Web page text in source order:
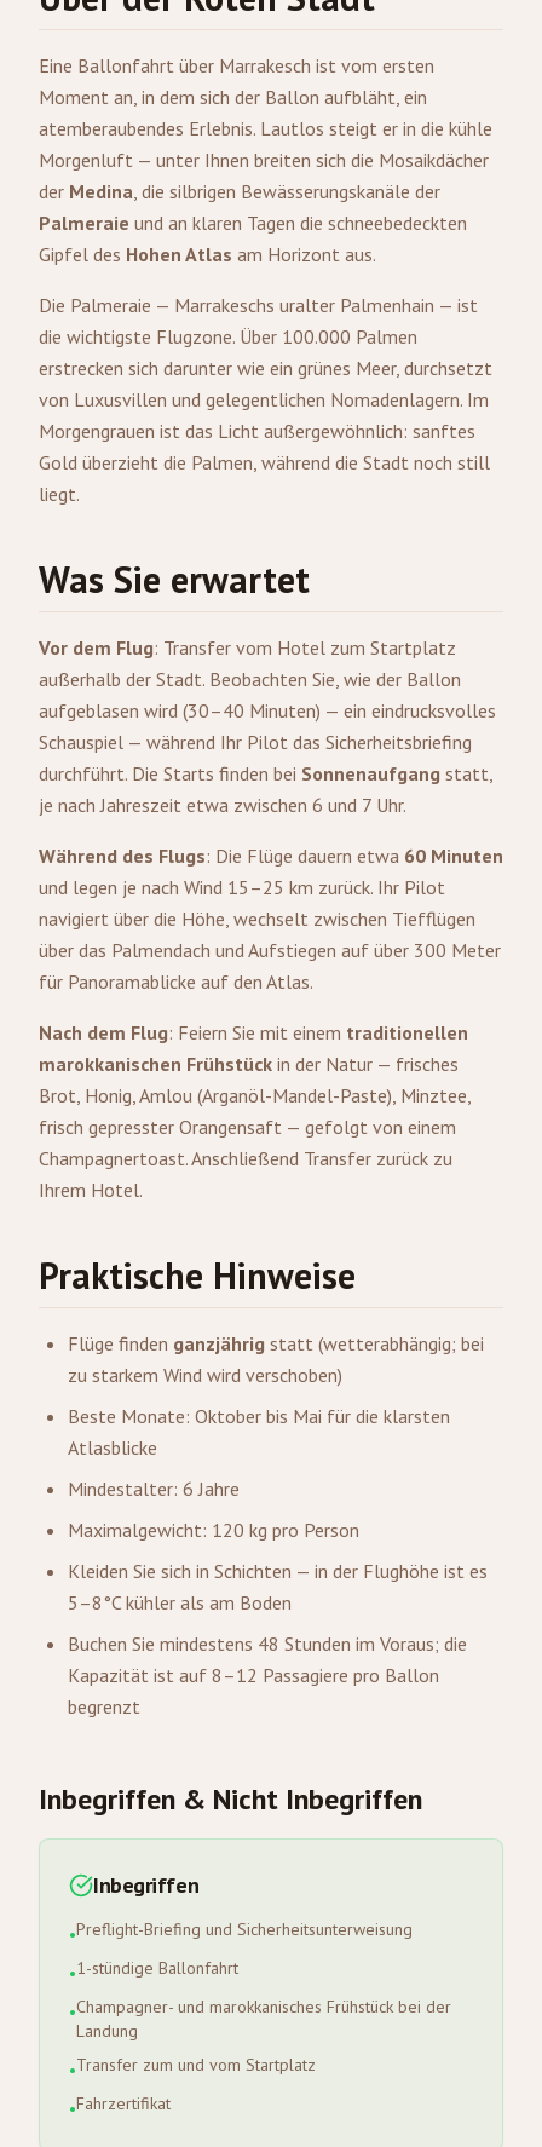
Eine Ballonfahrt über Marrakesch ist vom ersten
Moment an, in dem sich der Ballon aufbläht, ein
atemberaubendes Erlebnis. Lautlos steigt er in die kühle
Morgenluft — unter Ihnen breiten sich die Mosaikdächer
der Medina, die silbrigen Bewässerungskanäle der
Palmeraie und an klaren Tagen die schneebedeckten
Gipfel des Hohen Atlas am Horizont aus.
Die Palmeraie — Marrakeschs uralter Palmenhain — ist
die wichtigste Flugzone. Über 100.000 Palmen
erstrecken sich darunter wie ein grünes Meer, durchsetzt
von Luxusvillen und gelegentlichen Nomadenlagern. Im
Morgengrauen ist das Licht außergewöhnlich: sanftes
Gold überzieht die Palmen, während die Stadt noch still
liegt.
Was Sie erwartet
Vor dem Flug: Transfer vom Hotel zum Startplatz
außerhalb der Stadt. Beobachten Sie, wie der Ballon
aufgeblasen wird (30–40 Minuten) — ein eindrucksvolles
Schauspiel — während Ihr Pilot das Sicherheitsbriefing
durchführt. Die Starts finden bei Sonnenaufgang statt,
je nach Jahreszeit etwa zwischen 6 und 7 Uhr.
Während des Flugs: Die Flüge dauern etwa 60 Minuten
und legen je nach Wind 15–25 km zurück. Ihr Pilot
navigiert über die Höhe, wechselt zwischen Tiefflügen
über das Palmendach und Aufstiegen auf über 300 Meter
für Panoramablicke auf den Atlas.
Nach dem Flug: Feiern Sie mit einem traditionellen
marokkanischen Frühstück in der Natur — frisches
Brot, Honig, Amlou (Arganöl-Mandel-Paste), Minztee,
frisch gepresster Orangensaft — gefolgt von einem
Champagnertoast. Anschließend Transfer zurück zu
Ihrem Hotel.
Praktische Hinweise
Flüge finden ganzjährig statt (wetterabhängig; bei
zu starkem Wind wird verschoben)
Beste Monate: Oktober bis Mai für die klarsten
Atlasblicke
Mindestalter: 6 Jahre
Maximalgewicht: 120 kg pro Person
Kleiden Sie sich in Schichten — in der Flughöhe ist es
5–8°C kühler als am Boden
Buchen Sie mindestens 48 Stunden im Voraus; die
Kapazität ist auf 8–12 Passagiere pro Ballon
begrenzt
Inbegriffen & Nicht Inbegriffen
Inbegriffen
•Preflight-Briefing und Sicherheitsunterweisung
•1-stündige Ballonfahrt
•Champagner- und marokkanisches Frühstück bei der
Landung
•Transfer zum und vom Startplatz
•Fahrzertifikat